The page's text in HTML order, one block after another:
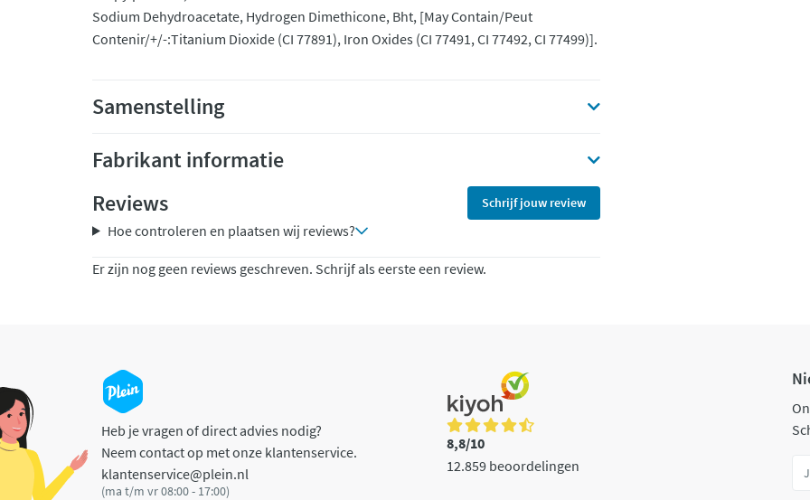
Sodium Dehydroacetate, Hydrogen Dimethicone, Bht, [May Contain/Peut
Contenir/+/-:Titanium Dioxide (CI 77891), Iron Oxides (CI 77491, CI 77492, CI 77499)].
Samenstelling
Fabrikant informatie
Reviews
Schrijf jouw review
Hoe controleren en plaatsen wij reviews?
Er zijn nog geen reviews geschreven. Schrijf als eerste een review.
Heb je vragen of direct advies nodig?
Neem contact op met onze klantenservice.
klantenservice@plein.nl
(ma t/m vr 08:00 - 17:00)
8,8/10
12.859 beoordelingen